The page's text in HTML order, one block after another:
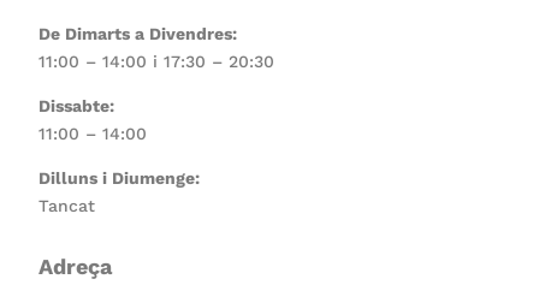
De Dimarts a Divendres:
11:00 – 14:00 i 17:30 – 20:30
Dissabte:
11:00 – 14:00
Dilluns i Diumenge:
Tancat
Adreça